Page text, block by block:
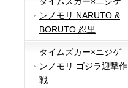
ンノモリ NARUTO &
BORUTO 忍里
タイムズカー×ニジゲ
ンノモリ ゴジラ迎撃作
戦